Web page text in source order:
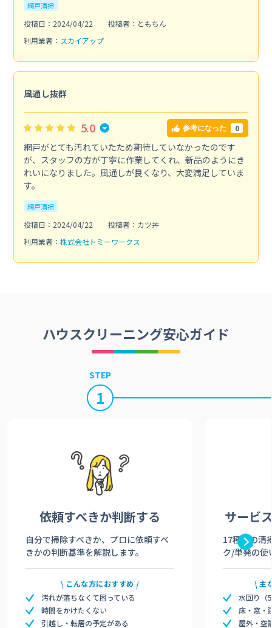
網戸清掃
投稿日：2024/04/22
投稿者：ともちん
利用業者： スカイアップ
風通し抜群
5.0 参考になった 0
網戸がとても汚れていたため期待していなかったのです
が、スタッフの方が丁寧に作業してくれ、新品のようにき
れいになりました。風通しが良くなり、大変満足していま
す。
網戸清掃
投稿日：2024/04/22
投稿者：カツ丼
利用業者： 株式会社トミーワークス
ハウスクリーニング安心ガイド
STEP
1
依頼すべきか判断する
自分で掃除すべきか、プロに依頼すべ
きかの判断基準を解説します。
こんな方におすすめ
汚れが落ちなくて困っている
時間をかけたくない
引越し・転居の予定がある
サービ
17種類の清
ク/単発の使
主
水回り（
床・窓・
屋外・空